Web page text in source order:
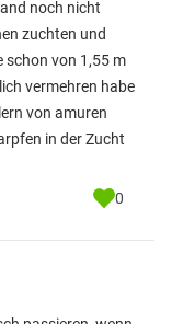
noch nicht
zuchten und
schon von 1,55 m
vermehren habe
von amuren
in der Zucht
0